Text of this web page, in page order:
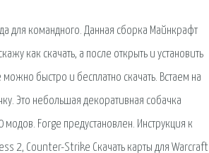
для командного. Данная сборка Майнкрафт
как скачать, а после открыть и установить
быстро и бесплатно скачать. Встаем на
Это небольшая декоративная собачка
Forge предустановлен. Инструкция к
2, Counter-Strike Скачать карты для Warcraft